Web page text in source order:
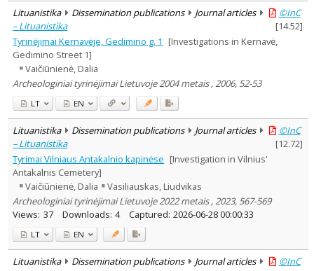
Lithuanian place names
Subject
Journal
Lituanistika Dissemination publications Journal articles
©InC
– Lituanistika
[14.52]
Tyrinėjimai Kernavėje, Gedimino g. 1 [Investigations in Kernavė,
Gedimino Street 1]
Vaičiūnienė, Dalia
Archeologiniai tyrinėjimai Lietuvoje 2004 metais , 2006, 52-53
LT EN
Lituanistika Dissemination publications Journal articles
©InC
– Lituanistika
[12.72]
Tyrimai Vilniaus Antakalnio kapinėse [Investigation in Vilnius'
Antakalnis Cemetery]
Vaičiūnienė, Dalia
Vasiliauskas, Liudvikas
Archeologiniai tyrinėjimai Lietuvoje 2022 metais , 2023, 567-569
Views: 37 Downloads: 4 Captured: 2026-06-28 00:00:33
LT EN
Lituanistika Dissemination publications Journal articles
©InC